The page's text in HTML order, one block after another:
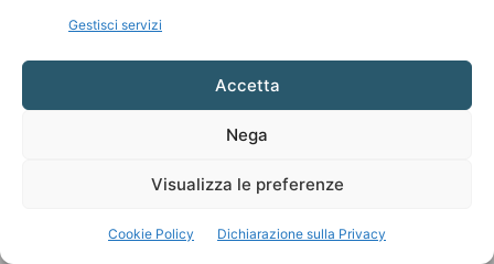
Gestisci servizi
Accetta
Nega
Visualizza le preferenze
Cookie Policy Dichiarazione sulla Privacy